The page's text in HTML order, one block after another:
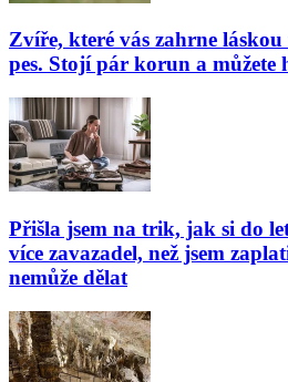
Zvíře, které vás zahrne
pes. Stojí pár korun a můžete
Přišla jsem na trik, jak si do
více zavazadel, než jsem
nemůže dělat